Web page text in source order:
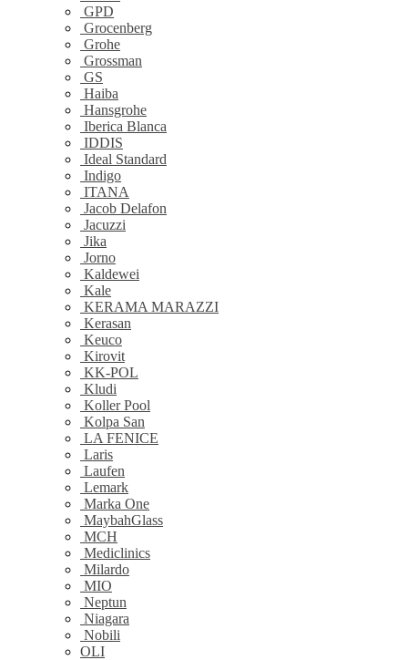
GPD
Grocenberg
Grohe
Grossman
GS
Haiba
Hansgrohe
Iberica Blanca
IDDIS
Ideal Standard
Indigo
ITANA
Jacob Delafon
Jacuzzi
Jika
Jorno
Kaldewei
Kale
KERAMA MARAZZI
Kerasan
Keuco
Kirovit
KK-POL
Kludi
Koller Pool
Kolpa San
LA FENICE
Laris
Laufen
Lemark
Marka One
MaybahGlass
MCH
Mediclinics
Milardo
MIO
Neptun
Niagara
Nobili
OLI